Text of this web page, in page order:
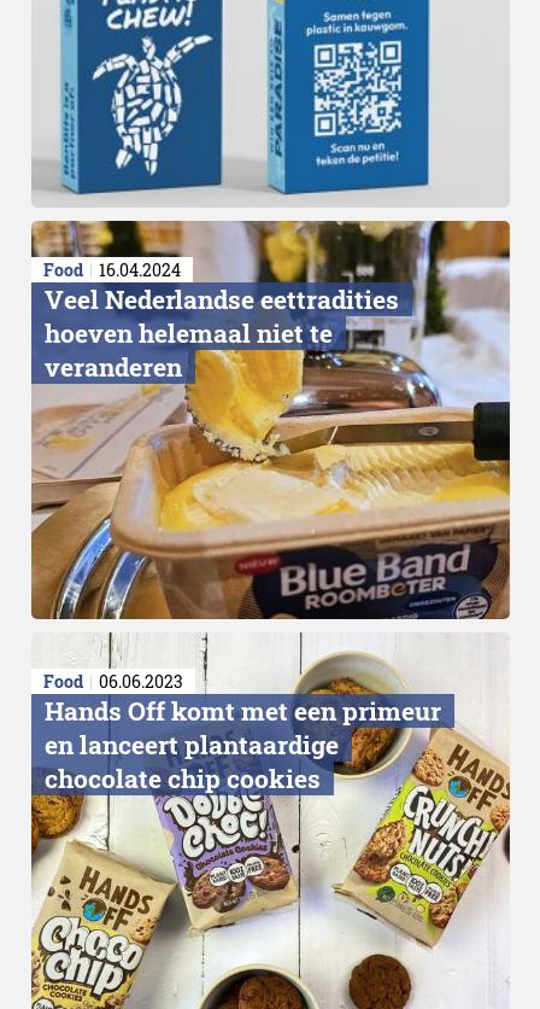
Food 16.04.2024
Veel Nederlandse eettradities
hoeven helemaal niet te
veranderen
Food 06.06.2023
Hands Off komt met een primeur
en lanceert plantaardige
chocolate chip cookies